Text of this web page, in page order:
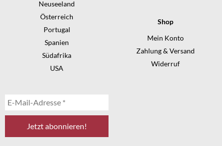
Neuseeland
Österreich
Portugal
Spanien
Südafrika
USA
Shop
Mein Konto
Zahlung & Versand
Widerruf